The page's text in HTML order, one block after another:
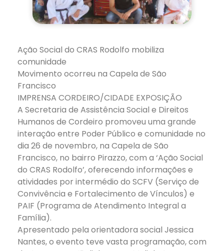
Ação Social do CRAS Rodolfo mobiliza
comunidade
Movimento ocorreu na Capela de São
Francisco
IMPRENSA CORDEIRO/CIDADE EXPOSIÇÃO
A Secretaria de Assistência Social e Direitos
Humanos de Cordeiro promoveu uma grande
interação entre Poder Público e comunidade no
dia 26 de novembro, na Capela de São
Francisco, no bairro Pirazzo, com a ‘Ação Social
do CRAS Rodolfo’, oferecendo informações e
atividades por intermédio do SCFV (Serviço de
Convivência e Fortalecimento de Vínculos) e
PAIF (Programa de Atendimento Integral a
Família).
Apresentado pela orientadora social Jessica
Nantes, o evento teve vasta programação, com